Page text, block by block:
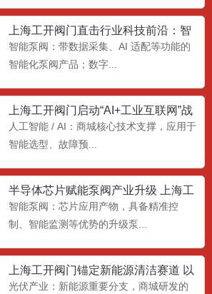
上海工开阀门直击行业科技前沿：智
能革新与材料突破引领产业升
智能泵阀：带数据采集、AI 适配等功能的
智能化泵阀产品；数字...
上海工开阀门启动“AI+工业互联网”战
略升级 重构流体控制
人工智能 / AI：商城核心技术支撑，应用于
智能选型、故障预...
半导体芯片赋能泵阀产业升级 上海工
开阀门搭建智能化供需桥梁
智能泵阀：芯片应用产物，具备精准控
制、智能监测等优势的升级泵...
上海工开阀门锚定新能源清洁赛道 以
设备创新助力绿色能源升级
光伏产业：新能源重要分支，商城研发的
物联网单元阀|智慧阀门|4G电动阀门|
物联电动阀|电动智慧
元平衡阀）是一款集成流...
疏水器，疏水阀，吊筒式疏水器
疏水器CS41H请选购上海工开阀门制造有
限公司生产的产品。...
止回阀|旋启式止回阀|自密封旋启式
止回阀|旋启式止回阀|自密封旋启式止回
阀|H62Y|H44H...